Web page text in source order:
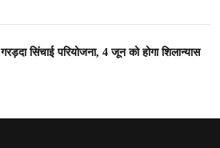
सिंचाई परियोजना, 4 जून को होगा शिलान्यास